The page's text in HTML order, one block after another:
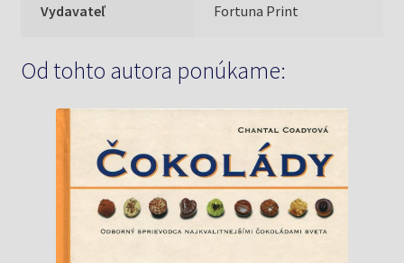
Vydavateľ Fortuna Print
Od tohto autora ponúkame: